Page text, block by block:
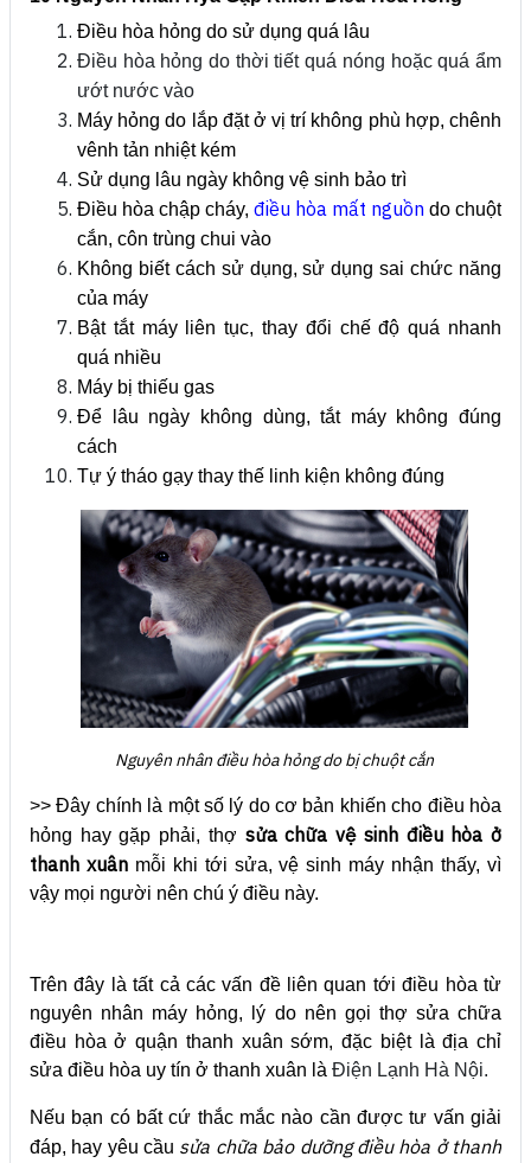
Điều hòa hỏng do sử dụng quá lâu
Điều hòa hỏng do thời tiết quá nóng hoặc quá ẩm
ướt nước vào
Máy hỏng do lắp đặt ở vị trí không phù hợp, chênh
vênh tản nhiệt kém
Sử dụng lâu ngày không vệ sinh bảo trì
Điều hòa chập cháy, điều hòa mất nguồn do chuột
cắn, côn trùng chui vào
Không biết cách sử dụng, sử dụng sai chức năng
của máy
Bật tắt máy liên tục, thay đổi chế độ quá nhanh
quá nhiều
Máy bị thiếu gas
Để lâu ngày không dùng, tắt máy không đúng
cách
Tự ý tháo gạy thay thế linh kiện không đúng
Nguyên nhân điều hòa hỏng do bị chuột cắn
>> Đây chính là một số lý do cơ bản khiến cho điều hòa
hỏng hay gặp phải, thợ sửa chữa vệ sinh điều hòa ở
thanh xuânmỗi khi tới sửa, vệ sinh máy nhận thấy, vì
vậy mọi người nên chú ý điều này.
Trên đây là tất cả các vấn đề liên quan tới điều hòa từ
nguyên nhân máy hỏng, lý do nên gọi thợ sửa chữa
điều hòa ở quận thanh xuân sớm, đặc biệt là địa chỉ
sửa điều hòa uy tín ở thanh xuân là Điện Lạnh Hà Nội.
Nếu bạn có bất cứ thắc mắc nào cần được tư vấn giải
đáp, hay yêu cầu sửa chữa bảo dưỡng điều hòa ở thanh